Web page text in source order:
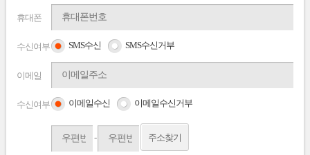
휴대폰
수신여부 SMS수신 SMS수신거부
이메일
수신여부 이메일수신 이메일수신거부
- 주소찾기